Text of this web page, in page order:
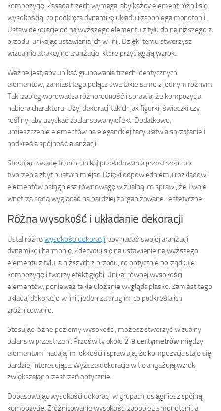
kompozycję. Zasada trzech wymaga, aby każdy element różnił się
wysokością, co podkręca dynamikę układu i zapobiega monotonii.
Ustaw dekoracje od najwyższego elementu z tyłu do najniższego z
przodu, unikając ustawiania ich w linii. Dzięki temu stworzysz
wizualnie atrakcyjne aranżacje, które przyciągają wzrok.
Ważne jest, aby unikać grupowania trzech identycznych
elementów; zamiast tego połącz dwa takie same z jednym różnym.
Taki zabieg wprowadza różnorodność i sprawia, że kompozycja
nabiera charakteru. Użyj dekoracji takich jak figurki, świeczki czy
rośliny, aby uzyskać zbalansowany efekt. Dodatkowo,
umieszczenie elementów na eleganckiej tacy ułatwia sprzątanie i
podkreśla spójność aranżacji.
Stosując zasadę trzech, unikaj przeładowania przestrzeni lub
tworzenia zbyt pustych miejsc. Dzięki odpowiedniemu rozkładowi
elementów osiągniesz równowagę wizualną, co sprawi, że Twoje
wnętrza będą wyglądać na bardziej zorganizowane i estetyczne.
Różna wysokość i układanie dekoracji
Ustal różne wysokości dekoracji , aby nadać swojej aranżacji
dynamikę i harmonię. Zdecyduj się na ustawienie najwyższego
elementu z tyłu, a niższych z przodu, co optycznie porządkuje
kompozycję i tworzy efekt głębi. Unikaj równej wysokości
elementów, ponieważ takie ułożenie wygląda płasko. Zamiast tego
układaj dekoracje w linii, jeden za drugim, co podkreśla ich
zróżnicowanie.
Stosując różne poziomy wysokości, możesz stworzyć wizualny
balans w przestrzeni. Prześwity około 2-3 centymetrów między
elementami nadają im lekkości i sprawiają, że kompozycja staje się
bardziej interesująca. Wyższe dekoracje w tle angażują wzrok,
zwiększając przestrzeń optycznie.
Dopasowując wysokości dekoracji w grupach, osiągniesz spójną
kompozycję. Zróżnicowanie wysokości zapobiega monotonii, a